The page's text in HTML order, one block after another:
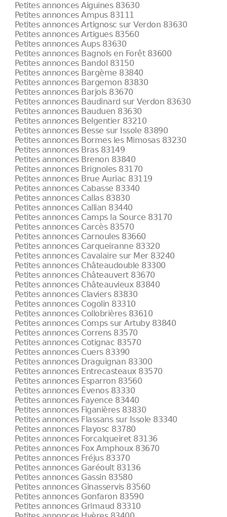
Petites annonces Aiguines 83630
Petites annonces Ampus 83111
Petites annonces Artignosc sur Verdon 83630
Petites annonces Artigues 83560
Petites annonces Aups 83630
Petites annonces Bagnols en Forêt 83600
Petites annonces Bandol 83150
Petites annonces Bargème 83840
Petites annonces Bargemon 83830
Petites annonces Barjols 83670
Petites annonces Baudinard sur Verdon 83630
Petites annonces Bauduen 83630
Petites annonces Belgentier 83210
Petites annonces Besse sur Issole 83890
Petites annonces Bormes les Mimosas 83230
Petites annonces Bras 83149
Petites annonces Brenon 83840
Petites annonces Brignoles 83170
Petites annonces Brue Auriac 83119
Petites annonces Cabasse 83340
Petites annonces Callas 83830
Petites annonces Callian 83440
Petites annonces Camps la Source 83170
Petites annonces Carcès 83570
Petites annonces Carnoules 83660
Petites annonces Carqueiranne 83320
Petites annonces Cavalaire sur Mer 83240
Petites annonces Châteaudouble 83300
Petites annonces Châteauvert 83670
Petites annonces Châteauvieux 83840
Petites annonces Claviers 83830
Petites annonces Cogolin 83310
Petites annonces Collobrières 83610
Petites annonces Comps sur Artuby 83840
Petites annonces Correns 83570
Petites annonces Cotignac 83570
Petites annonces Cuers 83390
Petites annonces Draguignan 83300
Petites annonces Entrecasteaux 83570
Petites annonces Esparron 83560
Petites annonces Évenos 83330
Petites annonces Fayence 83440
Petites annonces Figanières 83830
Petites annonces Flassans sur Issole 83340
Petites annonces Flayosc 83780
Petites annonces Forcalqueiret 83136
Petites annonces Fox Amphoux 83670
Petites annonces Fréjus 83370
Petites annonces Garéoult 83136
Petites annonces Gassin 83580
Petites annonces Ginasservis 83560
Petites annonces Gonfaron 83590
Petites annonces Grimaud 83310